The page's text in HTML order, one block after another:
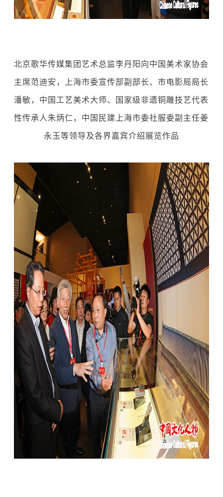
北京歌华传媒集团艺术总监李丹阳向中国美术家协会
主席范迪安，上海市委宣传部副部长、市电影局局长
潘敏，中国工艺美术大师、国家级非遗铜雕技艺代表
性传承人朱炳仁，中国民建上海市委社服委副主任姜
永玉等领导及各界嘉宾介绍展览作品